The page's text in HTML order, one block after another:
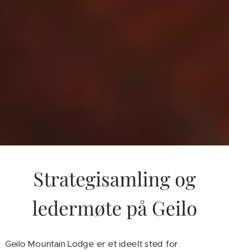
Strategisamling og
ledermøte på Geilo
Geilo Mountain Lodge er et ideelt sted for